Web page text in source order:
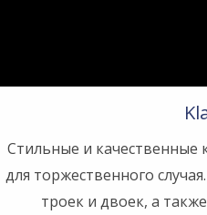
Стильные и
для торжественного
троек и двоек, а